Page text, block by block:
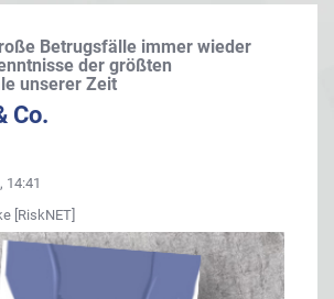
Betrugsfälle immer wieder
der größten
unserer Zeit
Co.
14:41
[RiskNET]